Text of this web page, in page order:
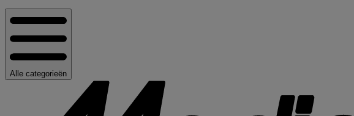
Alle categorieën